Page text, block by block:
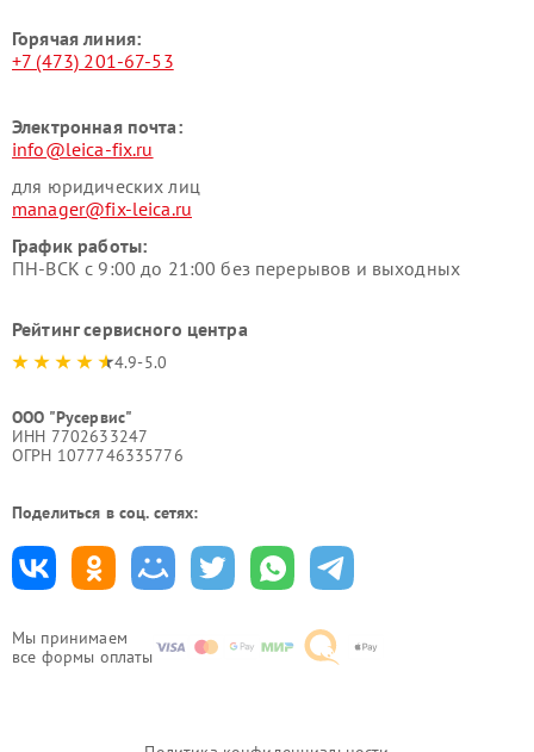
Мы принимаем
все формы оплаты
Горячая линия:
+7 (473) 201-67-53
Электронная почта:
info@leica-fix.ru
для юридических лиц
manager@fix-leica.ru
График работы:
ПН-ВСК с 9:00 до 21:00 без перерывов и выходных
Рейтинг сервисного центра
4.9-5.0
ООО "Русервис"
ИНН 7702633247
ОГРН 1077746335776
Поделиться в соц. сетях: